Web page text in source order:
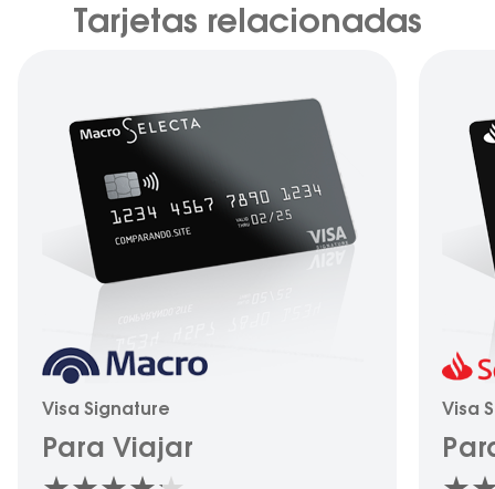
Tarjetas relacionadas
Visa Signature
Para Viajar
Visa